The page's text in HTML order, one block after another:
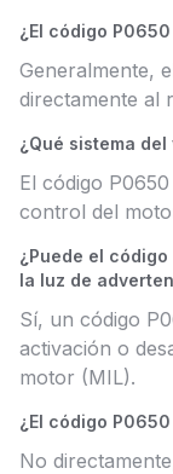
¿El código
Generalmente,
directamente al
¿Qué sistema
El código
control del
¿Puede el
la luz de
Sí, un código
activación o
motor (MIL).
¿El código
No